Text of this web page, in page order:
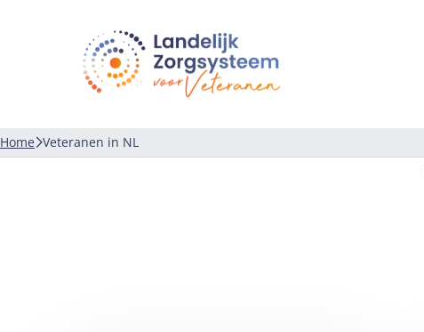
Landelijk
zorgsysteem
voor
veteranen
Home Veteranen in NL